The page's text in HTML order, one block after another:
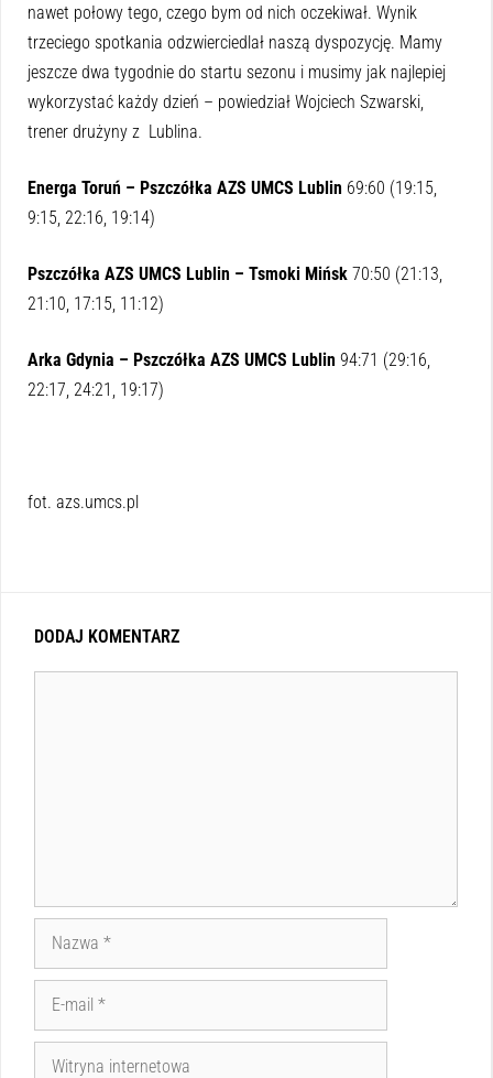
nawet połowy tego, czego bym od nich oczekiwał. Wynik
trzeciego spotkania odzwierciedlał naszą dyspozycję. Mamy
jeszcze dwa tygodnie do startu sezonu i musimy jak najlepiej
wykorzystać każdy dzień – powiedział Wojciech Szwarski,
trener drużyny z Lublina.
Energa Toruń – Pszczółka AZS UMCS Lublin 69:60 (19:15,
9:15, 22:16, 19:14)
Pszczółka AZS UMCS Lublin – Tsmoki Mińsk 70:50 (21:13,
21:10, 17:15, 11:12)
Arka Gdynia – Pszczółka AZS UMCS Lublin 94:71 (29:16,
22:17, 24:21, 19:17)
fot. azs.umcs.pl
DODAJ KOMENTARZ